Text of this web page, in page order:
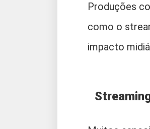
Produções
como o
impacto